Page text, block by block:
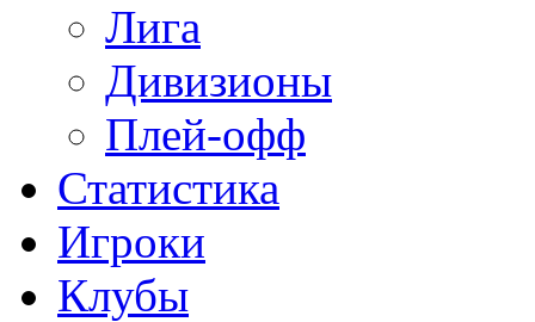
Лига
Дивизионы
Плей-офф
Статистика
Игроки
Клубы